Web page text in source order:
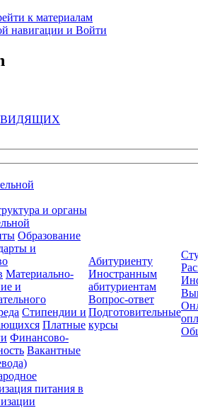
к материалам
навигации и Войти
и органы
Образование
и
Материально-
и
Стипендии и
Платные
Финансово-
Вакантные
питания в
Абитуриенту
Иностранным
абитуриентам
Вопрос-ответ
Подготовительные
курсы